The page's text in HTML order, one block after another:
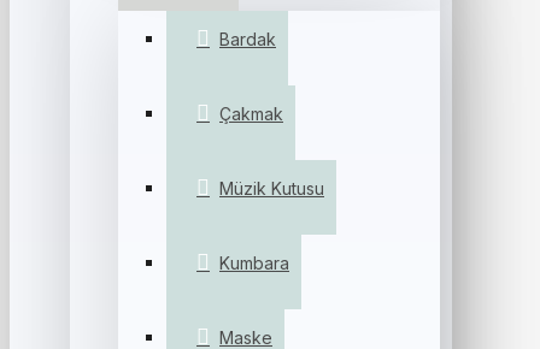
Bardak
Çakmak
Müzik Kutusu
Kumbara
Maske